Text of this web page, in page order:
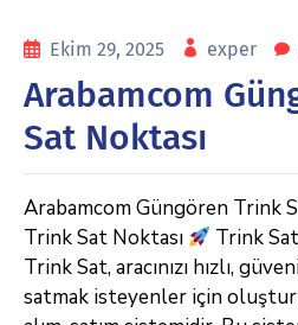
Ekim 29, 2025 exper
Arabamcom
Sat Noktası
Arabamcom Güngören Trink
Trink Sat Noktası
Trink
Trink Sat, aracınızı hızlı,
satmak isteyenler için